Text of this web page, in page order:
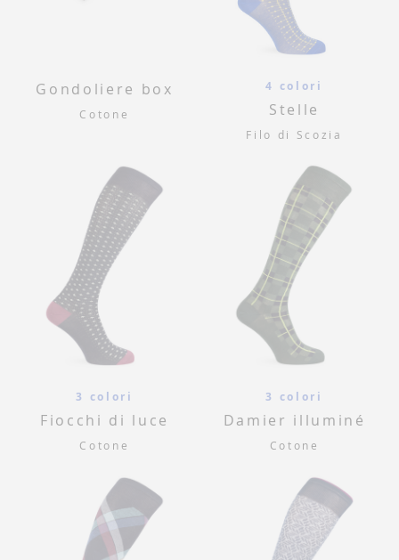
Gondoliere box
Cotone
4 colori
Stelle
Filo di Scozia
3 colori
Fiocchi di luce
Cotone
3 colori
Damier illuminé
Cotone